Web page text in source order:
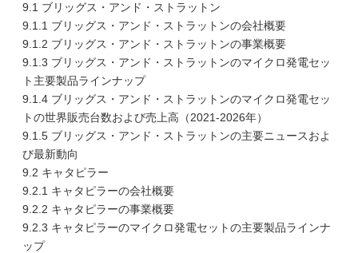
9.1 ブリッグス・アンド・ストラットン
9.1.1 ブリッグス・アンド・ストラットンの会社概要
9.1.2 ブリッグス・アンド・ストラットンの事業概要
9.1.3 ブリッグス・アンド・ストラットンのマイクロ発電セッ
ト主要製品ラインナップ
9.1.4 ブリッグス・アンド・ストラットンのマイクロ発電セッ
トの世界販売台数および売上高（2021-2026年）
9.1.5 ブリッグス・アンド・ストラットンの主要ニュースおよ
び最新動向
9.2 キャタピラー
9.2.1 キャタピラーの会社概要
9.2.2 キャタピラーの事業概要
9.2.3 キャタピラーのマイクロ発電セットの主要製品ラインナ
ップ